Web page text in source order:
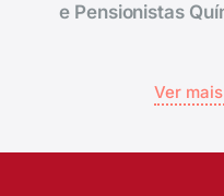
e Pensionistas
Ver